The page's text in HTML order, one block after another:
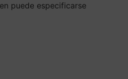
puede especificarse